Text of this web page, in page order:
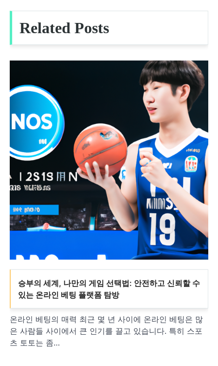
색
Related Posts
승부의 세계, 나만의 게임 선택법: 안전하고 신뢰할 수
있는 온라인 베팅 플랫폼 탐방
온라인 베팅의 매력 최근 몇 년 사이에 온라인 베팅은 많
은 사람들 사이에서 큰 인기를 끌고 있습니다. 특히 스포
츠 토토는 좀…